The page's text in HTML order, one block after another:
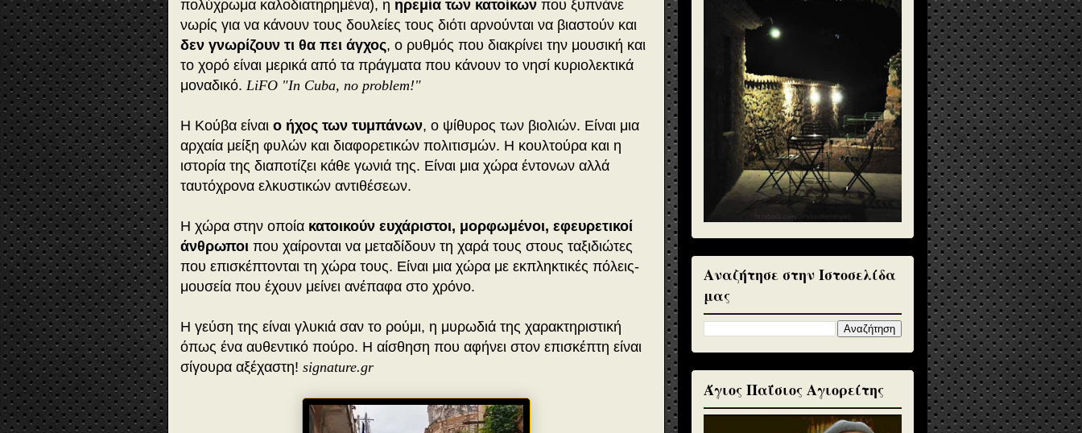
πολύχρωμα καλοδιατηρημένα), η ηρεμία των κατοίκων που ξυπνάνε
νωρίς για να κάνουν τους δουλείες τους διότι αρνούνται να βιαστούν και
δεν γνωρίζουν τι θα πει άγχος, ο ρυθμός που διακρίνει την μουσική και
το χορό είναι μερικά από τα πράγματα που κάνουν το νησί κυριολεκτικά
μοναδικό. LiFO "In Cuba, no problem!"
Η Κούβα είναι ο ήχος των τυμπάνων, ο ψίθυρος των βιολιών. Είναι μια
αρχαία μείξη φυλών και διαφορετικών πολιτισμών. Η κουλτούρα και η
ιστορία της διαποτίζει κάθε γωνιά της. Είναι μια χώρα έντονων αλλά
ταυτόχρονα ελκυστικών αντιθέσεων.
Η χώρα στην οποία κατοικούν ευχάριστοι, μορφωμένοι, εφευρετικοί
άνθρωποι που χαίρονται να μεταδίδουν τη χαρά τους στους ταξιδιώτες
που επισκέπτονται τη χώρα τους. Είναι μια χώρα με εκπληκτικές πόλεις-
μουσεία που έχουν μείνει ανέπαφα στο χρόνο.
Η γεύση της είναι γλυκιά σαν το ρούμι, η μυρωδιά της χαρακτηριστική
όπως ένα αυθεντικό πούρο. Η αίσθηση που αφήνει στον επισκέπτη είναι
σίγουρα αξέχαστη! signature.gr
Αναζήτησε στην Ιστοσελίδα
μας
Άγιος Παΐσιος Αγιορείτης